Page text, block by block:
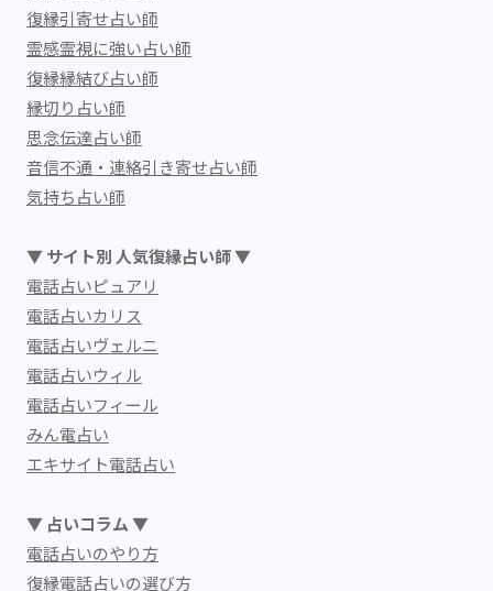
復縁引寄せ占い師
霊感霊視に強い占い師
復縁縁結び占い師
縁切り占い師
思念伝達占い師
音信不通・連絡引き寄せ占い師
気持ち占い師
▼ サイト別 人気復縁占い師 ▼
電話占いピュアリ
電話占いカリス
電話占いヴェルニ
電話占いウィル
電話占いフィール
みん電占い
エキサイト電話占い
▼ 占いコラム ▼
電話占いのやり方
復縁電話占いの選び方